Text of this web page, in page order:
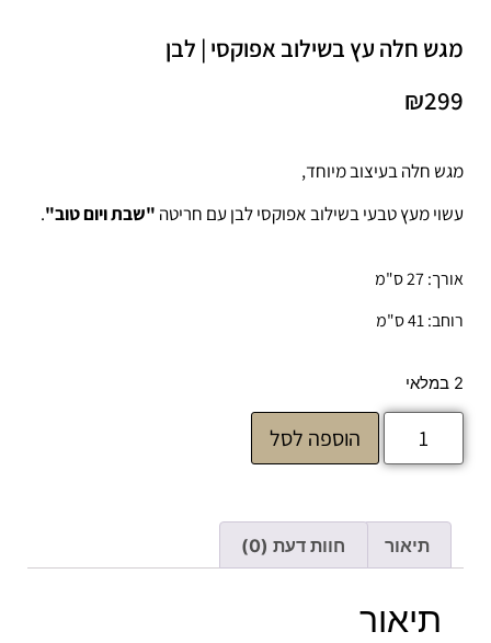
מגש חלה עץ בשילוב אפוקסי | לבן
₪299
מגש חלה בעיצוב מיוחד,
עשוי מעץ טבעי בשילוב אפוקסי לבן עם חריטה "שבת ויום טוב".
אורך: 27 ס"מ
רוחב: 41 ס"מ
2 במלאי
הוספה לסל
תיאור חוות דעת (0)
תיאור